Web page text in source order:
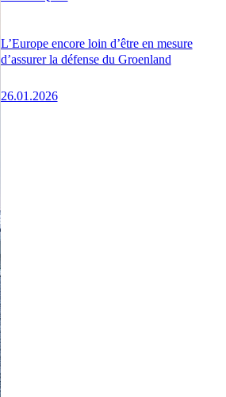
L’Europe encore loin d’être en mesure
d’assurer la défense du Groenland
26.01.2026